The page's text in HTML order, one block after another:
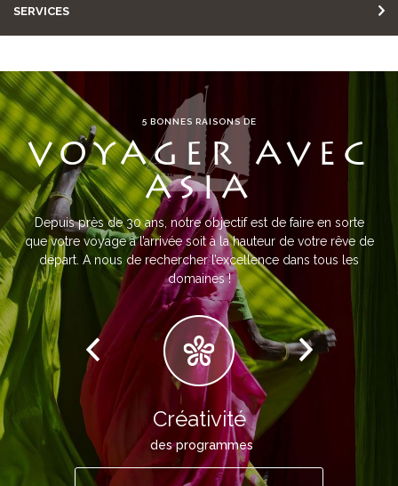
SERVICES
5 BONNES RAISONS DE
VOYAGER AVEC
ASIA
Depuis près de 30 ans, notre objectif est de faire en sorte
que votre voyage à l’arrivée soit à la hauteur de votre rêve de
départ. A nous de rechercher l’excellence dans tous les
domaines !
Créativité
des programmes